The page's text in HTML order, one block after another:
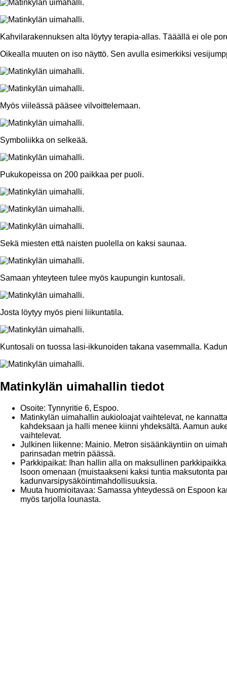
Kahvilarakennuksen alta löytyy terapia-allas. Tääällä ei ole
Oikealla muuten on iso näyttö. Sen avulla esimerkiksi
Myös viileässä pääsee vilvoittelemaan.
Symboliikka on selkeää.
Pukukopeissa on 200 paikkaa per puoli.
Sekä miesten että naisten puolella on kaksi saunaa.
Samaan yhteyteen tulee myös kaupungin kuntosali.
Josta löytyy myös pieni liikuntatila.
Kuntosali on tuossa lasi-ikkunoiden takana vasemmalla.
Matinkylän uimahallin tiedot
Osoite: Tynnyritie 6, Espoo.
Matinkylän uimahallin aukioloajat vaihtelevat, ne
kahdeksaan ja halli menee kiinni yhdeksältä. Aamun
vaihtelevat.
Julkinen liikenne: Mainio. Metron sisäänkäyntiin on
parinsadan metrin päässä.
Parkkipaikat: Ihan hallin alla on maksullinen
Isoon omenaan (muistaakseni kaksi tuntia maksutonta
kadunvarsipysäköintimahdollisuuksia.
Muuta huomioitavaa: Samassa yhteydessä on Espoon
myös tarjolla lounasta.